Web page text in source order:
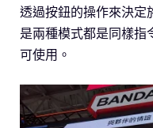
透過按鈕的操作來決定
是兩種模式都是同樣
可使用。